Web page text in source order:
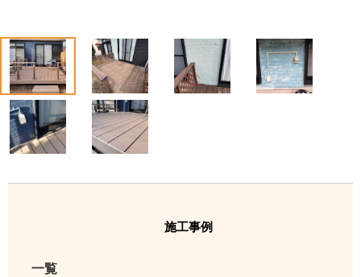
1 2 3 4
5 6
施工事例
一覧